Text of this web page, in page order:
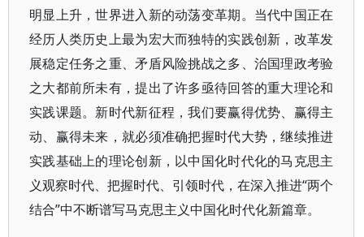
明显上升，世界进入新的动荡变革期。当代中国正在
经历人类历史上最为宏大而独特的实践创新，改革发
展稳定任务之重、矛盾风险挑战之多、治国理政考验
之大都前所未有，提出了许多亟待回答的重大理论和
实践课题。新时代新征程，我们要赢得优势、赢得主
动、赢得未来，就必须准确把握时代大势，继续推进
实践基础上的理论创新，以中国化时代化的马克思主
义观察时代、把握时代、引领时代，在深入推进“两个
结合”中不断谱写马克思主义中国化时代化新篇章。